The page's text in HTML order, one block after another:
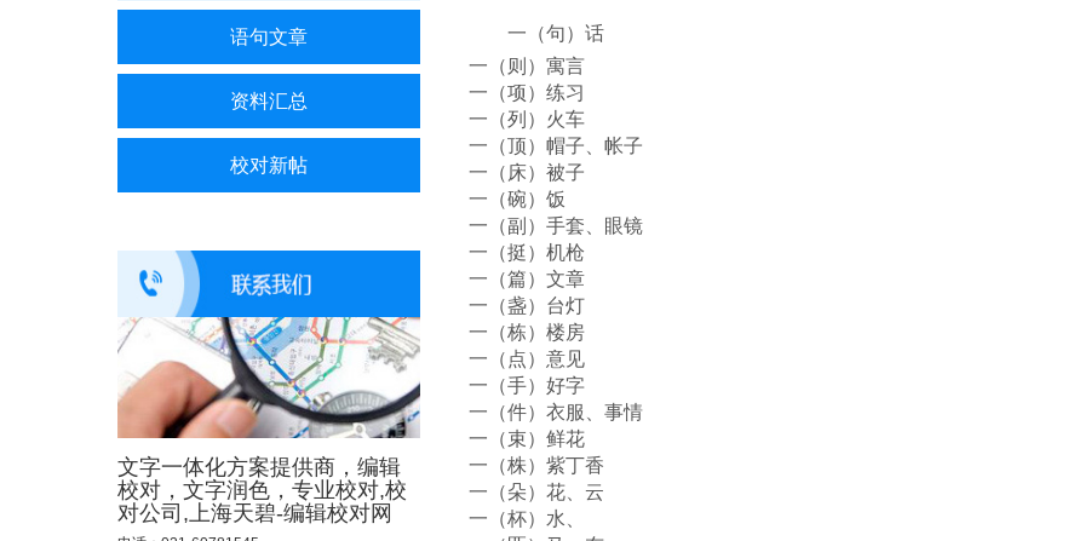
语句文章
资料汇总
校对新帖
文字一体化方案提供商，编辑
校对，文字润色，专业校对,校
对公司,上海天碧-编辑校对网
一（句）话
一（则）寓言
一（项）练习
一（列）火车
一（顶）帽子、帐子
一（床）被子
一（碗）饭
一（副）手套、眼镜
一（挺）机枪
一（篇）文章
一（盏）台灯
一（栋）楼房
一（点）意见
一（手）好字
一（件）衣服、事情
一（束）鲜花
一（株）紫丁香
一（朵）花、云
一（杯）水、